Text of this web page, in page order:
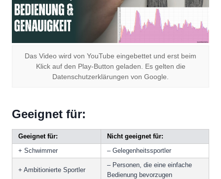
Das Video wird von YouTube eingebettet und erst beim
Klick auf den Play-Button geladen. Es gelten die
Datenschutzerklärungen von Google.
Geeignet für:
Geeignet für:
Nicht geeignet für:
+ Schwimmer
– Gelegenheitssportler
+ Ambitionierte Sportler
– Personen, die eine einfache
Bedienung bevorzugen